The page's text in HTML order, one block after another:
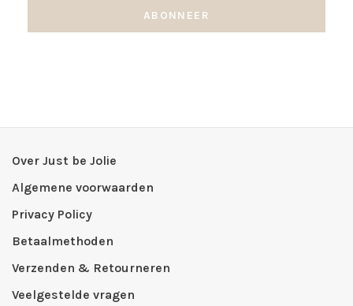
ABONNEER
Over Just be Jolie
Algemene voorwaarden
Privacy Policy
Betaalmethoden
Verzenden & Retourneren
Veelgestelde vragen